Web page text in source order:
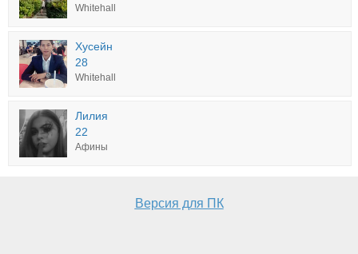
Whitehall
Хусейн
28
Whitehall
Лилия
22
Афины
Версия для ПК